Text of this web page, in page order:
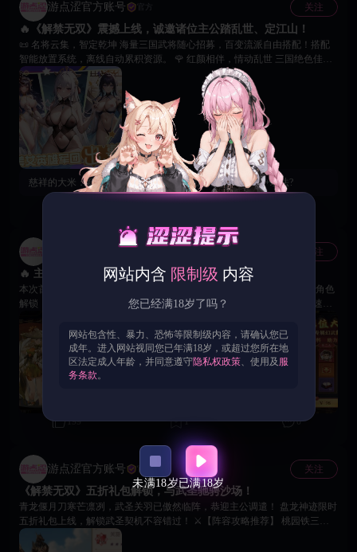
游点涩官方账号 官方 关注
🔥《解禁无双》震撼上线，诚邀诸位主公踏乱世、定江山！
📜 名将云集，智定乾坤 海量三国武将随心招募，百变流派自由搭配！搭配
智能放置系统，离线自动累积资源。 🌹 红颜相伴，情动乱世 三国绝色佳人
齐聚，解锁限制级成人剧情与调教系统专属道具，体验乱世中的柔情羁绊。
🎁 开服献礼，福利拉满 首周七日签到解锁限定美人等丰厚好礼！首周挂机
收益翻倍，领取招募好物与情缘道具！ ⚔️ 王权争霸，谁主沉浮 万人同服实
时竞技，全服争霸火热开启！运筹帷幄，决战沙场，书写属于你的江山美人
握的至高快感！
慈祥的大米：新手礼包氪什么? 什么礼包能帮快点解锁18+玩法?
游点涩官方账号 关注
🔥 主公们，《解禁无双》三国情缘专属福利震撼登场啦！
本次首充回馈全面升级，多档特惠礼包助力英雄养成、战力提升与红颜角色
解锁，让你的三国之旅更加精彩！ 💎 首充至尊礼包 开启豪华奖励，快速获
得四星神将黄月英及珍稀道具，解锁专属剧情任务，丰富互动玩法等待你的
探索。 💎 特惠成长礼包 超值30元礼包，轻松解锁黄月英稀有永久皮肤，同
时提升角色星级与好感度，养成效率直线提升，颜值战力双开花！ 💎 豪华
主公礼包 98元即可解锁刘备专属幻武【雌雄双股剑】，助力无双觉醒，全线
提升生命、双攻、双防与速度，让主公实力大幅跃升！ ❤️ 沉浸互动玩法 铜
雀台与藏精阁玩法全新开启，多位红颜英雄等待你的召唤，触发丰富互动剧
情，体验专属养成与战力加成，沉浸感满满！ 🙌 与美女英雄角色触发丰富
互动剧情，情趣宝箱内含蜡烛，皮鞭，震动棒，电击仪等多种互动道具，体
演刘备三顾茅庐与性转版诸葛亮女谋士发生令人遐想连篇的涩涩情节！
199 1 0
游点涩官方账号 官方 关注
《解禁无双》五折礼包解锁，与武圣驰骋沙场！
青龙偃月刀寒芒凛冽，武圣关羽已傲然临阵，恭迎主公调遣！ 盘龙神迹限时
五折礼包上线，解锁武圣契机不容错过！ ⚔【阵容攻略推荐】 桃园铁三角
（关羽 + 刘备 + 张飞）：激活专属羁绊可大幅提升全军攻防属性； 搭配珍
品「羊脂玉佩」，强化团队生存与续航能力，助力主公稳占战局先机。 📕
网站内含 限制级 内容
您已经满18岁了吗？
网站包含性、暴力、恐怖等限制级内容，请确认您已
成年。进入网站视同您已年满18岁，或超过您所在地
区法定成人年龄，并同意遵守隐私权政策、使用及 服
务条款。
未满18岁已满18岁